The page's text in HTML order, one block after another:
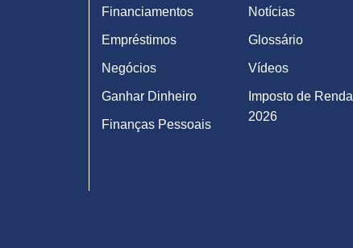
Financiamentos
Empréstimos
Negócios
Ganhar Dinheiro
Finanças Pessoais
Notícias
Glossário
Vídeos
Imposto de Renda
2026